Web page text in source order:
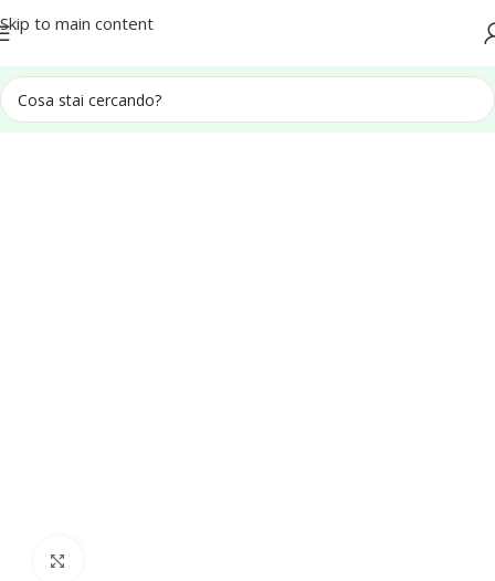
Skip to main content
Home Accessori Rivestimenti per Scale Interne